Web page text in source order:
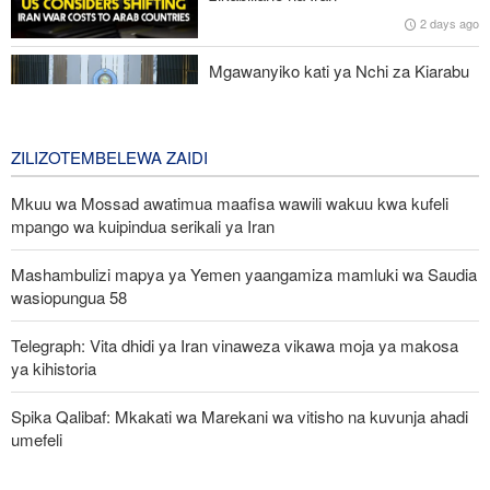
Russia yashambulia eneo la kutengeneza makombora na ghala
la mafuta la Ukraine huko Kyiv
2 days ago
Mgawanyiko kati ya Nchi za Kiarabu
ZILIZOTEMBELEWA ZAIDI
Mkuu wa Mossad awatimua maafisa wawili wakuu kwa kufeli
mpango wa kuipindua serikali ya Iran
Mashambulizi mapya ya Yemen yaangamiza mamluki wa Saudia
wasiopungua 58
Telegraph: Vita dhidi ya Iran vinaweza vikawa moja ya makosa
ya kihistoria
Spika Qalibaf: Mkakati wa Marekani wa vitisho na kuvunja ahadi
umefeli